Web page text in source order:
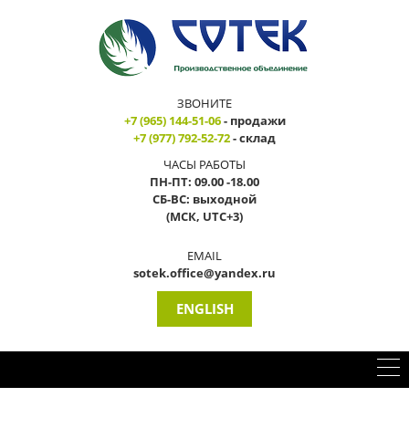
ЗВОНИТЕ
+7 (965) 144-51-06- продажи
+7 (977) 792-52-72- склад
ЧАСЫ РАБОТЫ
ПН-ПТ: 09.00 -18.00
СБ-ВС: выходной
(МСК, UTC+3)
EMAIL
sotek.office@yandex.ru
ENGLISH